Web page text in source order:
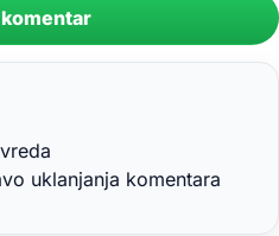
uklanjanja komentara